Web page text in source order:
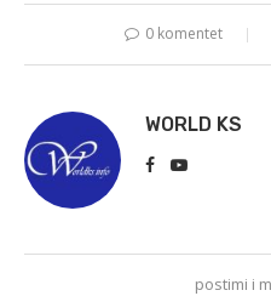
0 komentet
WORLD KS
postimi i